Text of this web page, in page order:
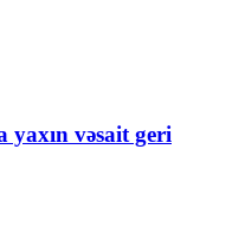
yaxın vəsait geri